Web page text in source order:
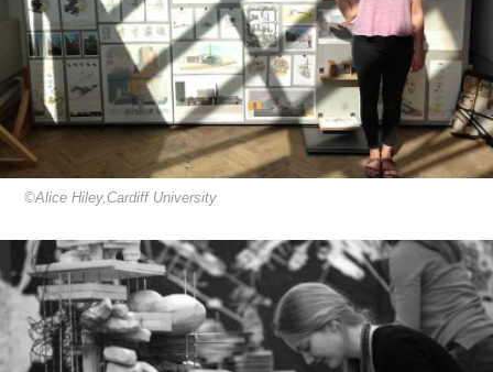
©Alice Hiley,Cardiff University